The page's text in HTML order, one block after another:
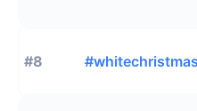
#8 #whitechristmas